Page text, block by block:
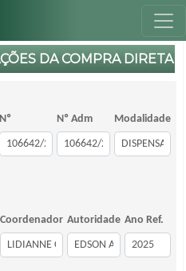
DA COMPRA DIRETA
Nº Nº Adm Modalidade
Coordenador Autoridade Ano Ref.